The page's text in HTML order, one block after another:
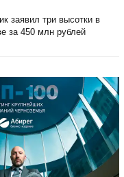
заявил три высотки в
за 450 млн рублей